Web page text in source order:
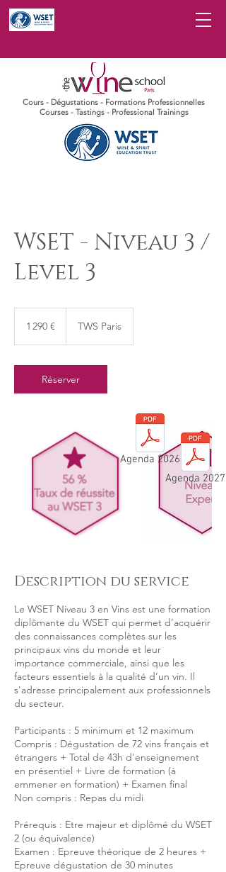
Cours - Dégustations - Formations Professionnelles
Courses - Tastings - Professional Trainings
WSET - Niveau 3 /
Level 3
1 290 € TWS Paris
Réserver
Description du service
Le WSET Niveau 3 en Vins est une formation
diplômante du WSET qui permet d’acquérir
des connaissances complètes sur les
principaux vins du monde et leur
importance commerciale, ainsi que les
facteurs essentiels à la qualité d’un vin. Il
s'adresse principalement aux professionnels
du secteur.
Participants : 5 minimum et 12 maximum
Compris : Dégustation de 72 vins français et
étrangers + Total de 43h d'enseignement
en présentiel + Livre de formation (à
emmener en formation) + Examen final
Non compris : Repas du midi
Prérequis : Etre majeur et diplômé du WSET
2 (ou équivalence)
Examen : Epreuve théorique de 2 heures +
Epreuve dégustation de 30 minutes
Agenda 2026
Agenda 2027